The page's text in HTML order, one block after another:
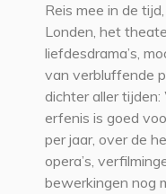
Reis mee in de
Londen, het
liefdesdrama’s,
van verbluffende
dichter aller tijden:
erfenis is goed
per jaar, over de
opera’s,
bewerkingen nog